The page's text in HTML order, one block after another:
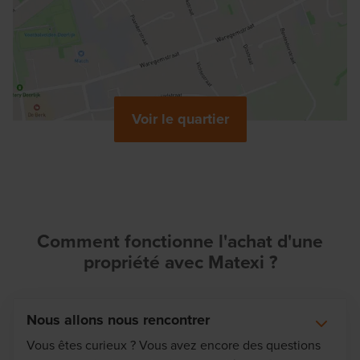
Voir le quartier
Comment fonctionne l'achat d'une
propriété avec Matexi ?
Nous allons nous rencontrer
Vous êtes curieux ? Vous avez encore des questions